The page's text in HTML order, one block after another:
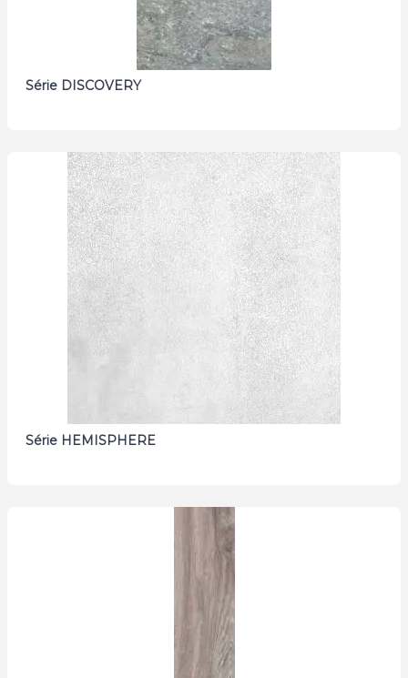
Série DISCOVERY
Série HEMISPHERE